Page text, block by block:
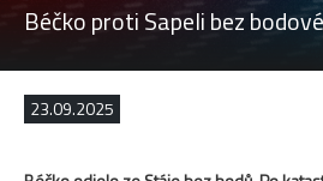
Béčko proti Sapeli bez
23.09.2025